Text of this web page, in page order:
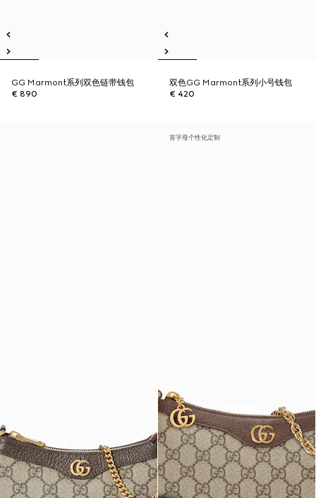
GG Marmont系列双色链带钱包
€ 890
双色GG Marmont系列小号钱包
€ 420
首字母个性化定制